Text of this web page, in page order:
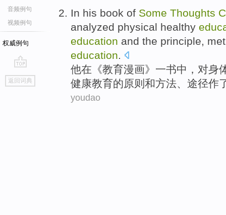
音频例句
视频例句
权威例句
go
top
返回词典
In his book of Some Thoughts
analyzed physical healthy
education and the principle,
education.
他在 《教育漫画》 一书中，对身
健康教育的原则 和方法、 途径作
youdao